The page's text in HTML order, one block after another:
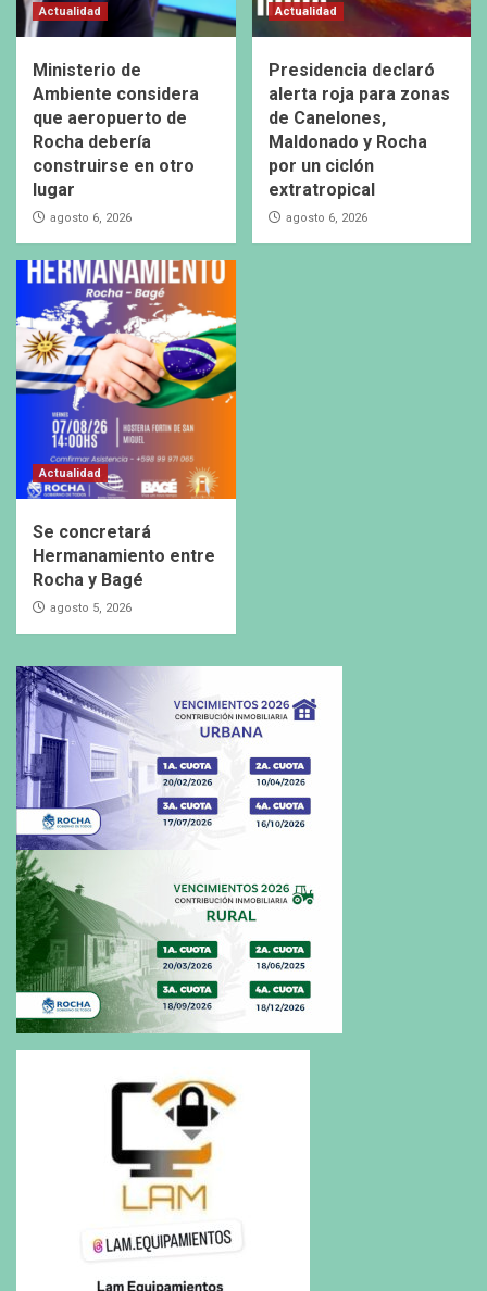
Actualidad
Ministerio de
Ambiente considera
que aeropuerto de
Rocha debería
construirse en otro
lugar
agosto 6, 2026
Actualidad
Presidencia declaró
alerta roja para zonas
de Canelones,
Maldonado y Rocha
por un ciclón
extratropical
agosto 6, 2026
Actualidad
Se concretará
Hermanamiento entre
Rocha y Bagé
agosto 5, 2026